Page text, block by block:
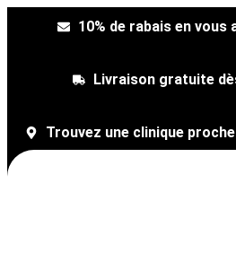
10% de rabais en vous
Livraison gratuite
Trouvez une clinique